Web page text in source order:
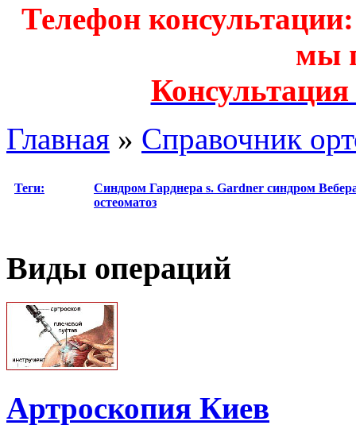
Телефон
мы
Главная » Справочник
Теги: Синдром Гарднера s. Gardner синдром
остеоматоз
Виды операций
Артроскопия Киев